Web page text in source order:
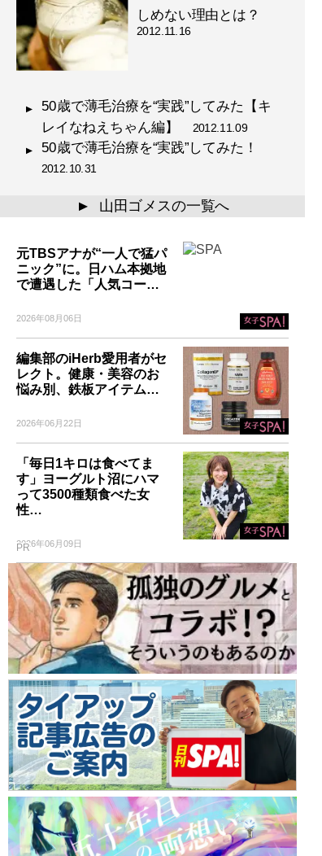
しめない理由とは？
2012.11.16
50歳で薄毛治療を“実践”してみた【キ
レイなねえちゃん編】
2012.11.09
50歳で薄毛治療を“実践”してみた！
2012.10.31
▲ 山田ゴメスの一覧へ
元TBSアナが“一人で猛パ
ニック”に。日ハム本拠地
で遭遇した「人気コー…
2026年08月06日
編集部のiHerb愛用者がセ
レクト。健康・美容のお
悩み別、鉄板アイテム…
2026年06月22日
「毎日1キロは食べてま
す」ヨーグルト沼にハマ
って3500種類食べた女
性…
2026年06月09日
PR